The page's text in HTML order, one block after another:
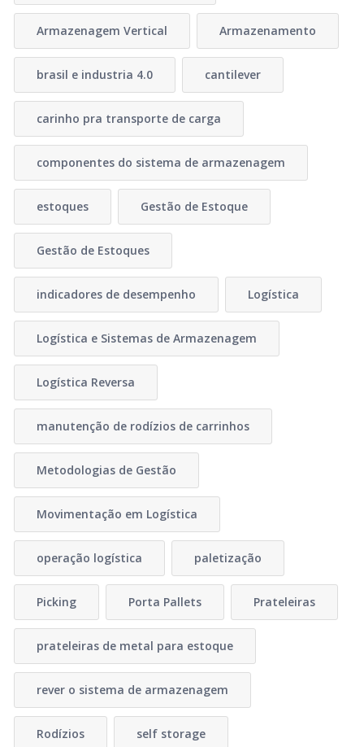
Armazenagem Vertical Armazenamento
brasil e industria 4.0 cantilever
carinho pra transporte de carga
componentes do sistema de armazenagem
estoques Gestão de Estoque
Gestão de Estoques
indicadores de desempenho Logística
Logística e Sistemas de Armazenagem
Logística Reversa
manutenção de rodízios de carrinhos
Metodologias de Gestão
Movimentação em Logística
operação logística paletização
Picking Porta Pallets Prateleiras
prateleiras de metal para estoque
rever o sistema de armazenagem
Rodízios self storage